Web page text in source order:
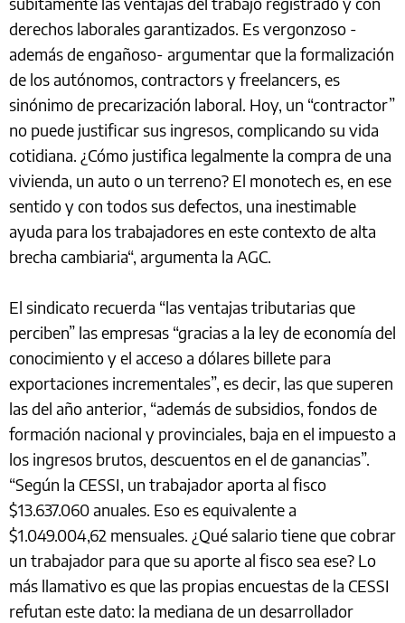
derechos laborales garantizados. Es vergonzoso -
además de engañoso- argumentar que la formalización
de los autónomos, contractors y freelancers, es
sinónimo de precarización laboral. Hoy, un “contractor”
no puede justificar sus ingresos, complicando su vida
cotidiana. ¿Cómo justifica legalmente la compra de una
vivienda, un auto o un terreno? El monotech es, en ese
sentido y con todos sus defectos, una inestimable
ayuda para los trabajadores en este contexto de alta
brecha cambiaria“, argumenta la AGC.
El sindicato recuerda “las ventajas tributarias que
perciben” las empresas “gracias a la ley de economía del
conocimiento y el acceso a dólares billete para
exportaciones incrementales”, es decir, las que superen
las del año anterior, “además de subsidios, fondos de
formación nacional y provinciales, baja en el impuesto a
los ingresos brutos, descuentos en el de ganancias”.
“Según la CESSI, un trabajador aporta al fisco
$13.637.060 anuales. Eso es equivalente a
$1.049.004,62 mensuales. ¿Qué salario tiene que cobrar
un trabajador para que su aporte al fisco sea ese? Lo
más llamativo es que las propias encuestas de la CESSI
refutan este dato: la mediana de un desarrollador